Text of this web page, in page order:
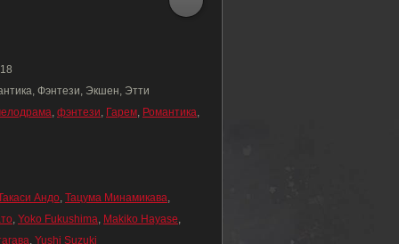
18
Фэнтези, Экшен, Этти
, фэнтези, Гарем, Романтика,
Андо, Тацума Минамикава,
, Yoko Fukushima, Makiko Hayase,
, Yushi Suzuki